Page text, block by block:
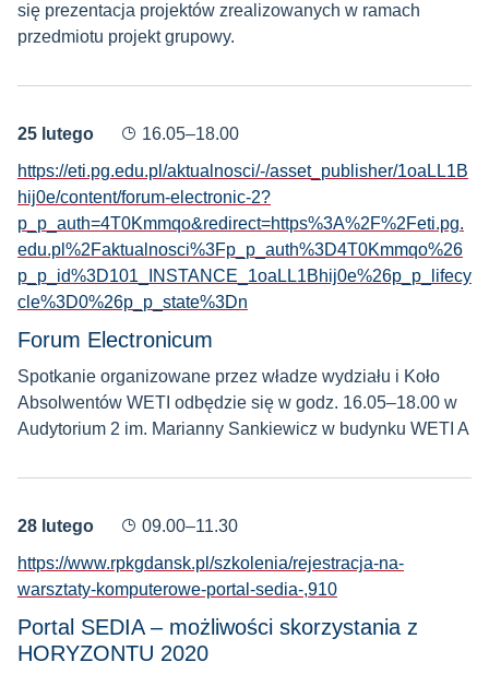
się prezentacja projektów zrealizowanych w ramach
przedmiotu projekt grupowy.
25 lutego
16.05–18.00
https://eti.pg.edu.pl/aktualnosci/-/asset_publisher/1oaLL1B
hij0e/content/forum-electronic-2?
p_p_auth=4T0Kmmqo&redirect=https%3A%2F%2Feti.pg.
edu.pl%2Faktualnosci%3Fp_p_auth%3D4T0Kmmqo%26
p_p_id%3D101_INSTANCE_1oaLL1Bhij0e%26p_p_lifecy
cle%3D0%26p_p_state%3Dn
Forum Electronicum
Spotkanie organizowane przez władze wydziału i Koło
Absolwentów WETI odbędzie się w godz. 16.05–18.00 w
Audytorium 2 im. Marianny Sankiewicz w budynku WETI A
28 lutego
09.00–11.30
https://www.rpkgdansk.pl/szkolenia/rejestracja-na-
warsztaty-komputerowe-portal-sedia-,910
Portal SEDIA – możliwości skorzystania z
HORYZONTU 2020